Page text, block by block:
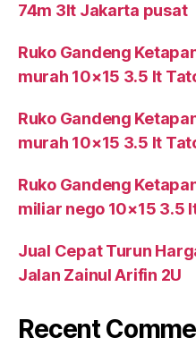
74m 3lt Jakarta pusat
Ruko Gandeng
murah 10×15 3.5 lt
Ruko Gandeng
murah 10×15 3.5 lt
Ruko Gandeng
miliar nego 10×15 3.5
Jual Cepat Turun
Jalan Zainul Arifin 2U
Recent